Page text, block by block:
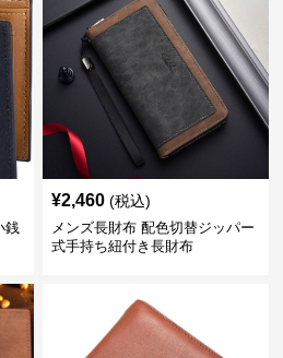
銭
¥2,460 (税込)
メンズ長財布 配色切替ジッパー
式手持ち紐付き長財布